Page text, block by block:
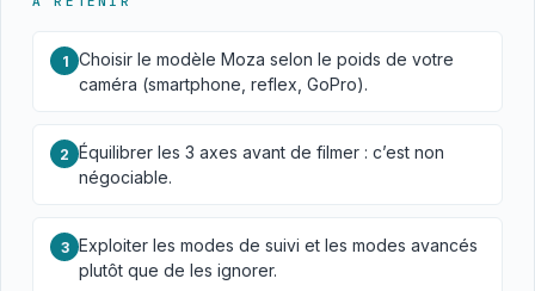
1
Choisir le modèle Moza selon le poids de votre
caméra (smartphone, reflex, GoPro).
2 Équilibrer les 3 axes avant de filmer : c’est non
négociable.
3 Exploiter les modes de suivi et les modes avancés
plutôt que de les ignorer.